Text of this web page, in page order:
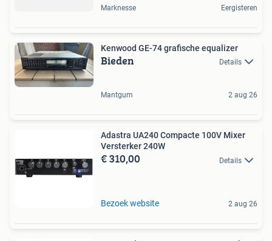
Marknesse Eergisteren
Kenwood GE-74 grafische equalizer
Bieden Details
Mantgum 2 aug 26
Adastra UA240 Compacte 100V Mixer
Versterker 240W
€ 310,00 Details
Bezoek website 2 aug 26